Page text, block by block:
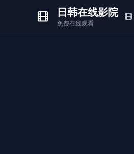
日韩在线影院
免费在线观看